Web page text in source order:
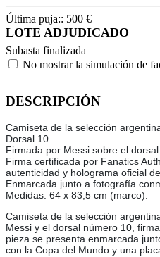
Última puja:: 500 €
LOTE ADJUDICADO
Subasta finalizada
No mostrar la simulación de
DESCRIPCIÓN
Camiseta de la selección
Dorsal 10.
Firmada por Messi sobre el dorsal.
Firma certificada por Fanatics
autenticidad y holograma oficial
Enmarcada junto a fotografía
Medidas: 64 x 83,5 cm (marco).
Camiseta de la selección
Messi y el dorsal número 10,
pieza se presenta enmarcada
con la Copa del Mundo y una